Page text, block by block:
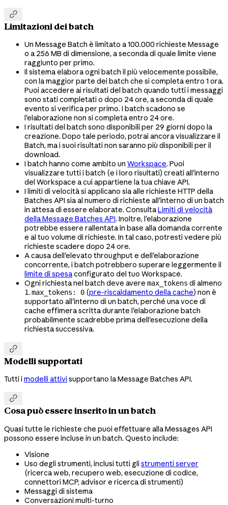

Limitazioni dei batch
Un Message Batch è limitato a 100.000 richieste Message
o a 256 MB di dimensione, a seconda di quale limite viene
raggiunto per primo.
Il sistema elabora ogni batch il più velocemente possibile,
con la maggior parte dei batch che si completa entro 1 ora.
Puoi accedere ai risultati del batch quando tutti i messaggi
sono stati completati o dopo 24 ore, a seconda di quale
evento si verifica per primo. I batch scadono se
l'elaborazione non si completa entro 24 ore.
I risultati del batch sono disponibili per 29 giorni dopo la
creazione. Dopo tale periodo, potrai ancora visualizzare il
Batch, ma i suoi risultati non saranno più disponibili per il
download.
I batch hanno come ambito un Workspace. Puoi
visualizzare tutti i batch (e i loro risultati) creati all'interno
del Workspace a cui appartiene la tua chiave API.
I limiti di velocità si applicano sia alle richieste HTTP della
Batches API sia al numero di richieste all'interno di un batch
in attesa di essere elaborate. ConsultaLimiti di velocità
della Message Batches API. Inoltre, l'elaborazione
potrebbe essere rallentata in base alla domanda corrente
e al tuo volume di richieste. In tal caso, potresti vedere più
richieste scadere dopo 24 ore.
A causa dell'elevato throughput e dell'elaborazione
concorrente, i batch potrebbero superare leggermente il
limite di spesaconfigurato del tuo Workspace.
Ogni richiesta nel batch deve avere max_tokens di almeno
1. max_tokens: 0 (pre-riscaldamento della cache) non è
supportato all'interno di un batch, perché una voce di
cache effimera scritta durante l'elaborazione batch
probabilmente scadrebbe prima dell'esecuzione della
richiesta successiva.

Modelli supportati
Tutti i modelli attivi supportano la Message Batches API.

Cosa può essere inserito in un batch
Quasi tutte le richieste che puoi effettuare alla Messages API
possono essere incluse in un batch. Questo include:
Visione
Uso degli strumenti, inclusi tutti gli strumenti server
(ricerca web, recupero web, esecuzione di codice,
connettori MCP, advisor e ricerca di strumenti)
Messaggi di sistema
Conversazioni multi-turno